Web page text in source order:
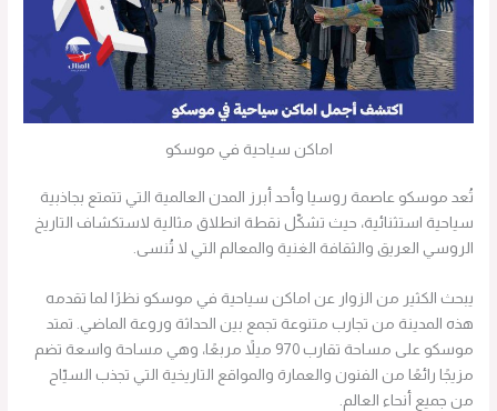
اماكن سياحية في موسكو
تُعد موسكو عاصمة روسيا وأحد أبرز المدن العالمية التي تتمتع بجاذبية
سياحية استثنائية، حيث تشكّل نقطة انطلاق مثالية لاستكشاف التاريخ
الروسي العريق والثقافة الغنية والمعالم التي لا تُنسى.
يبحث الكثير من الزوار عن اماكن سياحية في موسكو نظرًا لما تقدمه
هذه المدينة من تجارب متنوعة تجمع بين الحداثة وروعة الماضي. تمتد
موسكو على مساحة تقارب 970 ميلاً مربعًا، وهي مساحة واسعة تضم
مزيجًا رائعًا من الفنون والعمارة والمواقع التاريخية التي تجذب السيّاح
من جميع أنحاء العالم.